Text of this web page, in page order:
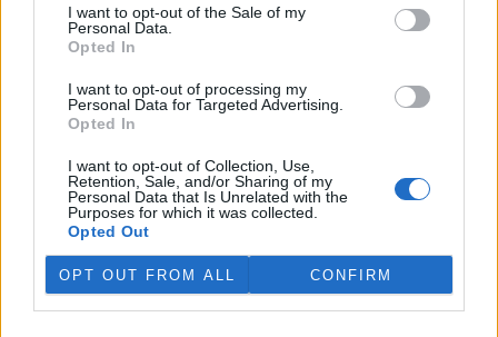
I want to opt-out of the Sale of my
Personal Data.
Opted In
I want to opt-out of processing my
Personal Data for Targeted Advertising.
Opted In
I want to opt-out of Collection, Use,
Retention, Sale, and/or Sharing of my
Personal Data that Is Unrelated with the
Purposes for which it was collected.
Opted Out
OPT OUT FROM ALL CONFIRM
I po 100 letech je cihlová kanalizace v centru Pardubic
v dobrém stavu
Diskuse: 1
Historická cihlová kanalizace v
technickém stavu. Podle
vodáren k tomu přispívá
vejčitý profil stok, který zlepšuje jejich samočištění a umožňuje
odvádět víc vody při přívalových deštích. ČTK to řekl mistr provozu
Organizace v Česku a Německu chtějí víc